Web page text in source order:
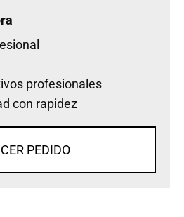
profesionales
con rapidez
PEDIDO